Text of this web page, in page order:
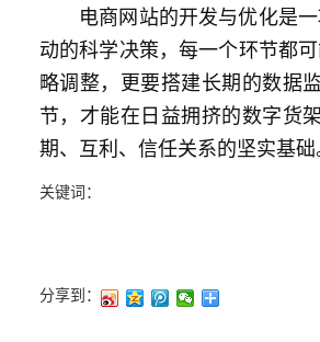
电商网站的开发与优化是
动的科学决策，每一个环节都
略调整，更要搭建长期的数据
节，才能在日益拥挤的数字货
期、互利、信任关系的坚实基础
关键词：
分享到：